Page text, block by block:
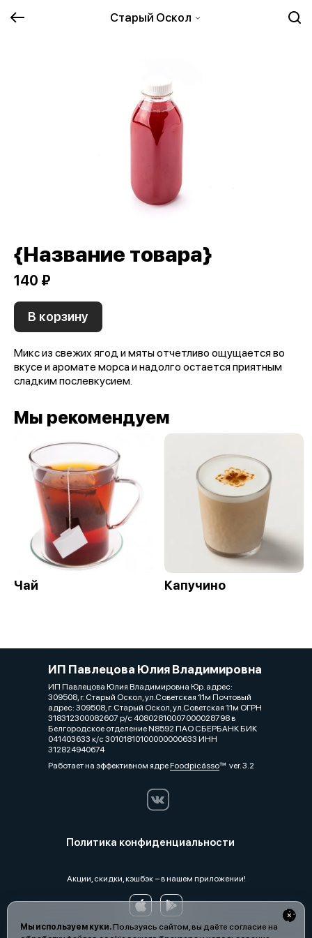
Старый Оскол
Мы используем куки.Пользуясь сайтом, вы даёте согласие на
{Название товара}
140 ₽
В корзину
Микс из свежих ягод и мяты отчетливо ощущается во
вкусе и аромате морса и надолго остается приятным
сладким послевкусием.
Мы рекомендуем
Чай Капучино
ИП Павлецова Юлия Владимировна
ИП Павлецова Юлия Владимировна Юр. адрес:
309508, г. Старый Оскол, ул.Советская 11м Почтовый
адрес: 309508, г. Старый Оскол, ул.Советская 11м ОГРН
318312300082607 р/с 40802810007000028798 в
Белгородское отделение N8592 ПАО СБЕРБАНК БИК
041403633 к/с 30101810100000000633 ИНН
312824940674
Работает на эффективном ядреFoodpicássover. 3.2
Политика конфиденциальности
Акции, скидки, кэшбэк − в нашем приложении!